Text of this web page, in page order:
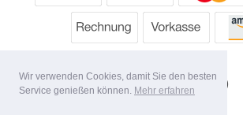
Wir verwenden Cookies, damit Sie den besten
Service genießen können. Mehr erfahren